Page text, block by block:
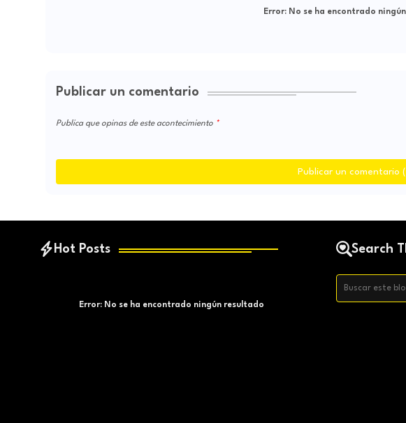
Error: No se ha encontrado
Publicar un comentario
Publica que opinas de este acontecimiento
Publicar un comentario
Hot Posts
Error: No se ha encontrado ningún resultado
Search